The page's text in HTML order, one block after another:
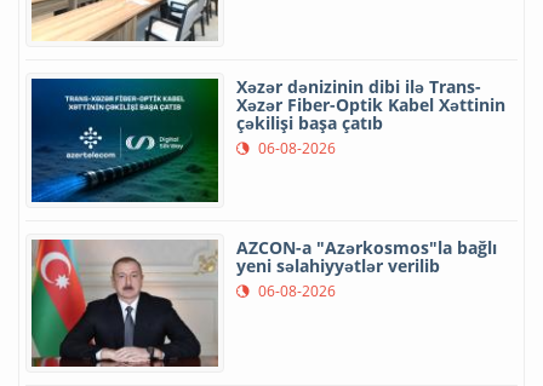
Xəzər dənizinin dibi ilə Trans-
Xəzər Fiber-Optik Kabel Xəttinin
çəkilişi başa çatıb
06-08-2026
AZCON-a "Azərkosmos"la bağlı
yeni səlahiyyətlər verilib
06-08-2026